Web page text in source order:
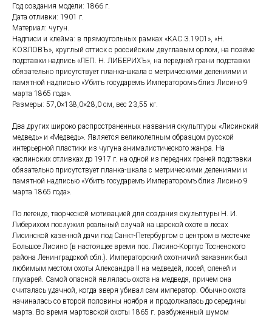
Год создания модели: 1866 г.
Дата отливки: 1901 г.
Материал: чугун.
Надписи и клейма: в прямоугольных рамках «КАС.З.1901», «Н.
КОЗЛОВЪ», круглый оттиск с российским двуглавым орлом, на позёме
подставки надпись «ЛЕП. Н. ЛИБЕРИХЪ», на передней грани подставки
обязательно присутствует планка-шкала с метрическими делениями и
памятной надписью «Убитъ государемъ Императоромъ близ Лисино 9
марта 1865 года».
Размеры: 57,0×138,0×28,0 см, вес 23,55 кг.
Два других широко распространенных названия скульптуры «Лисинский
медведь» и «Медведь». Является великолепным образцом русской
интерьерной пластики из чугуна анималистического жанра. На
каслинских отливках до 1917 г. на одной из передних граней подставки
обязательно присутствует планка-шкала с метрическими делениями и
памятной надписью «Убитъ государемъ Императоромъ близ Лисино 9
марта 1865 года».
По легенде, творческой мотивацией для создания скульптуры Н. И.
Либерихом послужил реальный случай на царской охоте в лесах
Лисинской казенной дачи под Санкт-Петербургом с центром в местечке
Большое Лисино (в настоящее время пос. Лисино-Корпус Тосненского
района Ленинградской обл.). Императорский охотничий заказник был
любимым местом охоты Александра II на медведей, лосей, оленей и
глухарей. Самой опасной являлась охота на медведя, причем она
считалась удачной, когда зверя убивал сам император. Обычно охота
начиналась со второй половины ноября и продолжалась до середины
марта. Во время мартовской охоты 1865 г. разбуженный шумом